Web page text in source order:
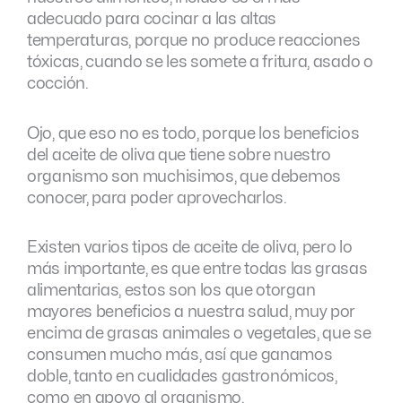
adecuado para cocinar a las altas
temperaturas, porque no produce reacciones
tóxicas, cuando se les somete a fritura, asado o
cocción.
Ojo, que eso no es todo, porque los beneficios
del aceite de oliva que tiene sobre nuestro
organismo son muchisimos, que debemos
conocer, para poder aprovecharlos.
Existen varios tipos de aceite de oliva, pero lo
más importante, es que entre todas las grasas
alimentarias, estos son los que otorgan
mayores beneficios a nuestra salud, muy por
encima de grasas animales o vegetales, que se
consumen mucho más, así que ganamos
doble, tanto en cualidades gastronómicos,
como en apoyo al organismo.